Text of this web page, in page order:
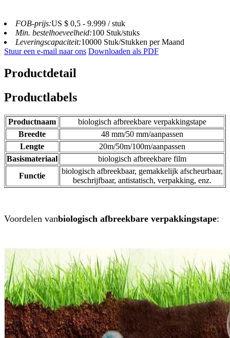
FOB-prijs:US $ 0,5 - 9.999 / stuk
Min. bestelhoeveelheid:100 Stuk/stuks
Leveringscapaciteit:10000 Stuk/Stukken per Maand
Stuur een e-mail naar ons Downloaden als PDF
Productdetail
Productlabels
Productnaam
biologisch afbreekbare verpakkingstape
Breedte
48 mm/50 mm/aanpassen
Lengte
20m/50m/100m/aanpassen
Basismateriaal
biologisch afbreekbare film
Functie
biologisch afbreekbaar, gemakkelijk afscheurbaar,
beschrijfbaar, antistatisch, verpakking, enz.
Voordelen vanbiologisch afbreekbare verpakkingstape: